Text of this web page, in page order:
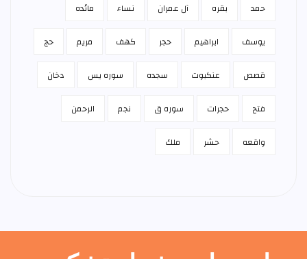
حمد بقره آل عمران نساء مائده
يوسف ابراهيم حجر كهف مريم حج
قصص عنكبوت سجده سوره يس دخان
فتح حجرات سوره ق نجم الرحمن
واقعه حشر ملك